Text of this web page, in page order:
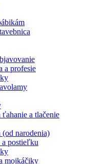
a profesie
a tlačenie
narodenia)
postieľku
mojkáčiky